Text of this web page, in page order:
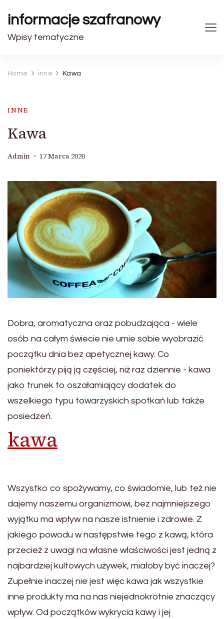
informacje szafranowy
Wpisy tematyczne
Home inne Kawa
INNE
Kawa
Admin 17 Marca 2020
Dobra, aromatyczna oraz pobudzająca - wiele
osób na całym świecie nie umie sobie wyobrazić
początku dnia bez apetycznej kawy. Co
poniektórzy piją ją częściej, niż raz dziennie - kawa
jako trunek to oszałamiający dodatek do
wszelkiego typu towarzyskich spotkań lub także
posiedzeń.
kawa
Wszystko co spożywamy, co świadomie, lub też nie
dajemy naszemu organizmowi, bez najmniejszego
wyjątku ma wpływ na nasze istnienie i zdrowie. Z
jakiego powodu w następstwie tego z kawą, która
przecież z uwagi na własne właściwości jest jedną z
najbardziej kultowych używek, miałoby być inaczej?
Zupełnie inaczej nie jest więc kawa jak wszystkie
inne produkty ma na nas niejednokrotnie znaczący
wpływ. Od początków wykrycia kawy i jej